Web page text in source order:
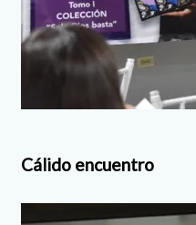
Cálido encuentro